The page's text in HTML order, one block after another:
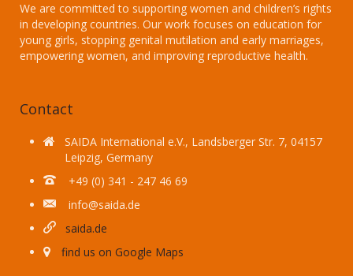
We are committed to supporting women and children’s rights
in developing countries. Our work focuses on education for
young girls, stopping genital mutilation and early marriages,
empowering women, and improving reproductive health.
Contact
SAIDA International e.V., Landsberger Str. 7, 04157
Leipzig, Germany
+49 (0) 341 - 247 46 69
info@saida.de
saida.de
find us on Google Maps